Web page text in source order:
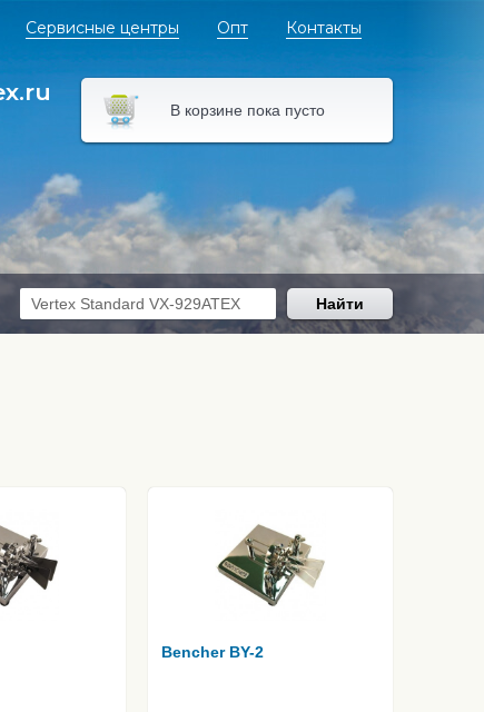
Сервисные центры Опт Контакты
В корзине пока пусто
Найти
Bencher BY-2